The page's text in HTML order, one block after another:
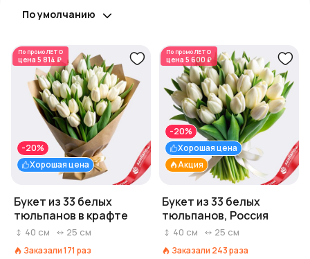
По умолчанию
По промоЛЕТО
цена 5 814 ₽
Хорошая цена
-20%
Букет из 33 белых
тюльпанов в крафте
40 см 25 см
Заказали171 раз
По промоЛЕТО
цена 5 600 ₽
Акция
Хорошая цена
-20%
Букет из 33 белых
тюльпанов, Россия
40 см 25 см
Заказали 243раза